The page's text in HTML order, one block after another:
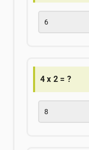
6
4 x 2 = ?
8